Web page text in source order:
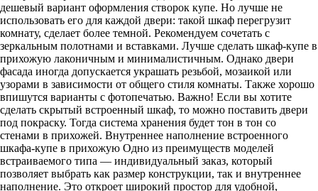
дешевый вариант оформления створок купе. Но лучше не
использовать его для каждой двери: такой шкаф перегрузит
комнату, сделает более темной. Рекомендуем сочетать с
зеркальным полотнами и вставками. Лучше сделать шкаф-купе в
прихожую лаконичным и минималистичным. Однако двери
фасада иногда допускается украшать резьбой, мозаикой или
узорами в зависимости от общего стиля комнаты. Также хорошо
впишутся варианты с фотопечатью. Важно! Если вы хотите
сделать скрытый встроенный шкаф, то можно поставить двери
под покраску. Тогда система хранения будет тон в тон со
стенами в прихожей. Внутреннее наполнение встроенного
шкафа-купе в прихожую Одно из преимуществ моделей
встраиваемого типа — индивидуальный заказ, который
позволяет выбрать как размер конструкции, так и внутреннее
наполнение. Это откроет широкий простор для удобной,